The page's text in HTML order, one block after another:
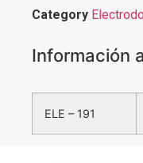
Category
Información
ELE – 191